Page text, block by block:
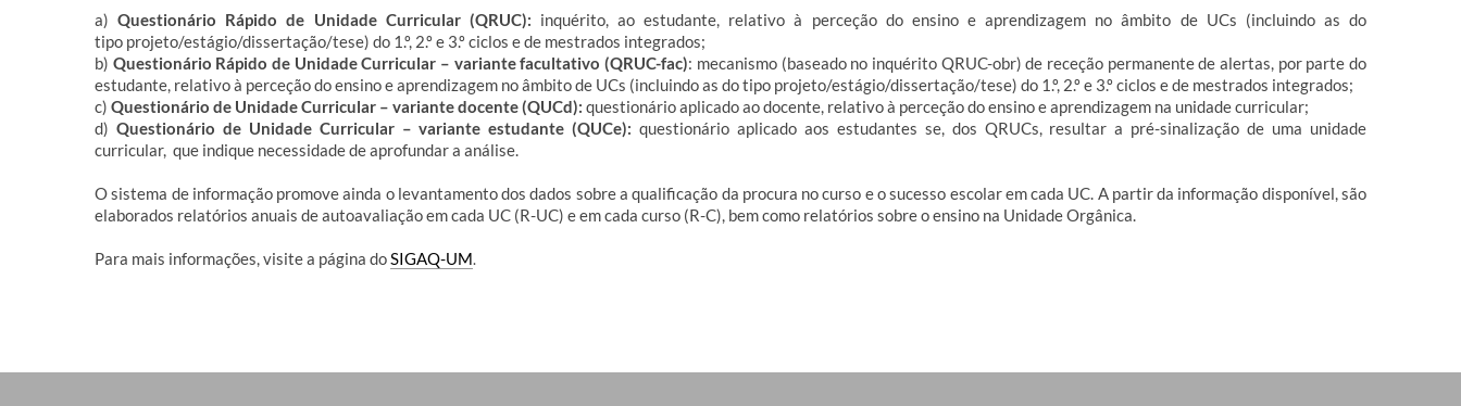
a)Questionário Rápido de Unidade Curricular (QRUC): inquérito, ao estudante, relativo à perceção do ensino e aprendizagem no âmbito de UCs (incluindo as do
tipo projeto/estágio/dissertação/tese) do 1.º, 2.º e 3.º ciclos e de mestrados integrados;
b) Questionário Rápido de Unidade Curricular – variante facultativo (QRUC-fac): mecanismo (baseado no inquérito QRUC-obr)de receção permanente de alertas, por parte do
estudante, relativo à perceção do ensino e aprendizagem no âmbito de UCs (incluindo as do tipo projeto/estágio/dissertação/tese) do 1.º, 2.º e 3.º ciclos e de mestrados integrados;
c) Questionário de Unidade Curricular – variante docente (QUCd): questionário aplicado ao docente, relativo à perceção do ensino e aprendizagem na unidade curricular;
d) Questionário de Unidade Curricular – variante estudante (QUCe):questionário aplicado aos estudantes se, dos QRUCs, resultar a pré-sinalização de uma unidade
curricular, que indique necessidade de aprofundar a análise.
O sistema de informação promove ainda o levantamento dos dados sobre a qualificação da procura no curso e o sucesso escolar em cada UC. A partir da informação disponível, são
elaborados relatórios anuais de autoavaliação em cada UC (R-UC) e em cada curso (R-C), bem como relatórios sobre o ensino na Unidade Orgânica.
Para mais informações, visite a página doSIGAQ-UM.